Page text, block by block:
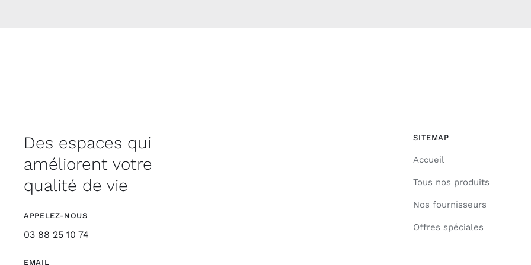
Des espaces qui
améliorent votre
qualité de vie
APPELEZ-NOUS
03 88 25 10 74
EMAIL
SITEMAP
Accueil
Tous nos produits
Nos fournisseurs
Offres spéciales